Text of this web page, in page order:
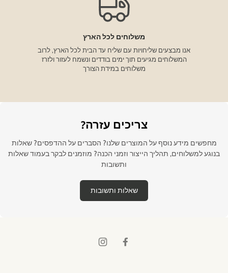
משלוחים לכל הארץ
אנו מבצעים שליחויות עם שליח עד הבית לכל הארץ, לרוב
המשלוחים מגיעים תוך ימים בודדים ונשמח לעזור ולזרז
משלוחים במידת הצורך
צריכים עזרה?
מחפשים מידע נוסף על המוצרים שלנו? הסברים על ההדפסים? שאלות
בנוגע למשלוחים, תהליך הייצור וזמני הכנה? מוזמנים לבקר בעמוד שאלות
ותשובות
שאלות ותשובות